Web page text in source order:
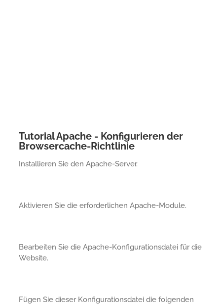
Tutorial Apache - Konfigurieren der
Browsercache-Richtlinie
Installieren Sie den Apache-Server.
Aktivieren Sie die erforderlichen Apache-Module.
Bearbeiten Sie die Apache-Konfigurationsdatei für die
Website.
Fügen Sie dieser Konfigurationsdatei die folgenden